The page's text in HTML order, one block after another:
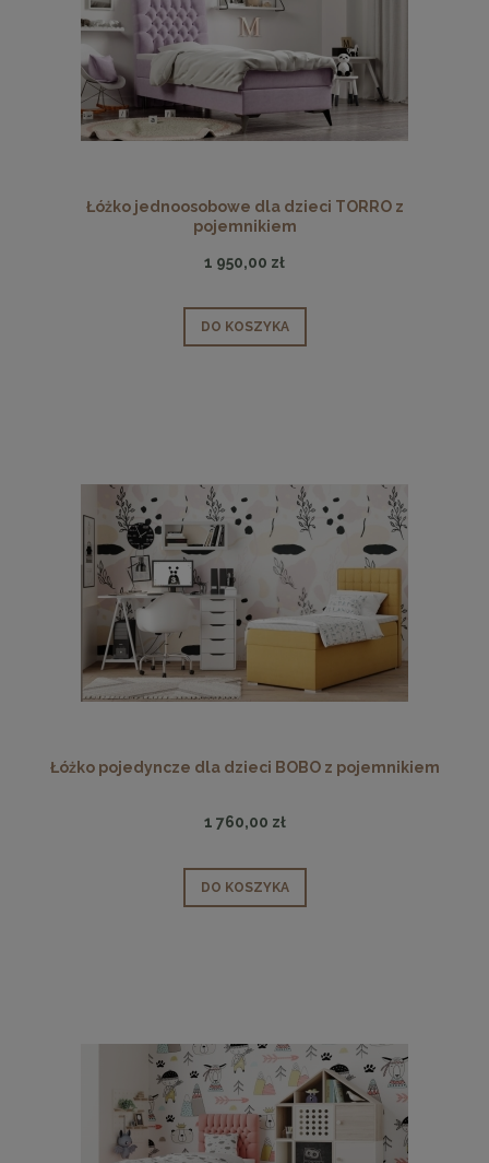
Łóżko jednoosobowe dla dzieci TORRO z
pojemnikiem
1 950,00 zł
DO KOSZYKA
Łóżko pojedyncze dla dzieci BOBO z pojemnikiem
1 760,00 zł
DO KOSZYKA